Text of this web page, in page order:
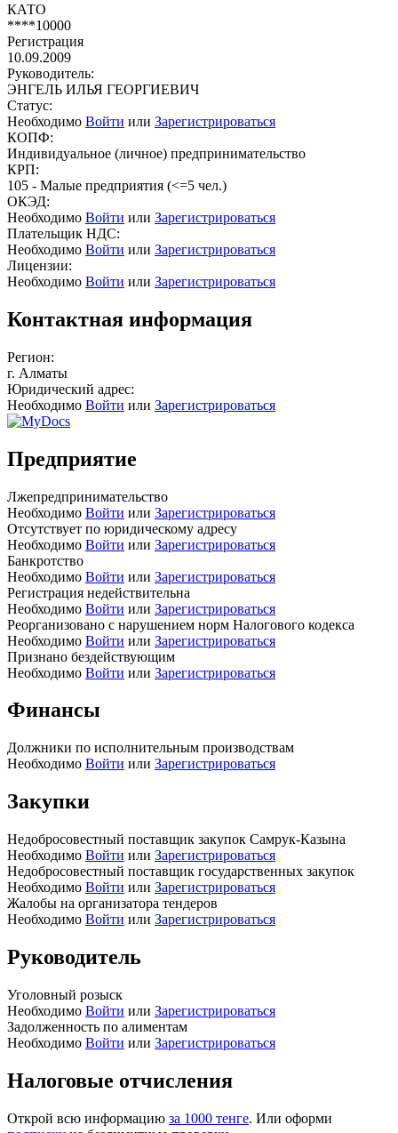
КАТО
****10000
Регистрация
10.09.2009
Руководитель:
ЭНГЕЛЬ ИЛЬЯ ГЕОРГИЕВИЧ
Статус:
Необходимо Войти или Зарегистрироваться
КОПФ:
Индивидуальное (личное) предпринимательство
КРП:
105 - Малые предприятия (<=5 чел.)
ОКЭД:
Необходимо Войти или Зарегистрироваться
Плательщик НДС:
Необходимо Войти или Зарегистрироваться
Лицензии:
Необходимо Войти или Зарегистрироваться
Контактная информация
Регион:
г. Алматы
Юридический адрес:
Необходимо Войти или Зарегистрироваться
Предприятие
Лжепредпринимательство
Необходимо Войти или Зарегистрироваться
Отсутствует по юридическому адресу
Необходимо Войти или Зарегистрироваться
Банкротство
Необходимо Войти или Зарегистрироваться
Регистрация недействительна
Необходимо Войти или Зарегистрироваться
Реорганизовано с нарушением норм Налогового кодекса
Необходимо Войти или Зарегистрироваться
Признано бездействующим
Необходимо Войти или Зарегистрироваться
Финансы
Должники по исполнительным производствам
Необходимо Войти или Зарегистрироваться
Закупки
Недобросовестный поставщик закупок Самрук-Казына
Необходимо Войти или Зарегистрироваться
Недобросовестный поставщик государственных закупок
Необходимо Войти или Зарегистрироваться
Жалобы на организатора тендеров
Необходимо Войти или Зарегистрироваться
Руководитель
Уголовный розыск
Необходимо Войти или Зарегистрироваться
Задолженность по алиментам
Необходимо Войти или Зарегистрироваться
Налоговые отчисления
Открой всю информацию за 1000 тенге. Или оформи